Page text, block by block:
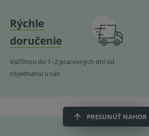
Rýchle
doručenie
Väčšinou do 1–2 pracovných dní od
objednania u vás
PRESUNÚŤ NAHOR